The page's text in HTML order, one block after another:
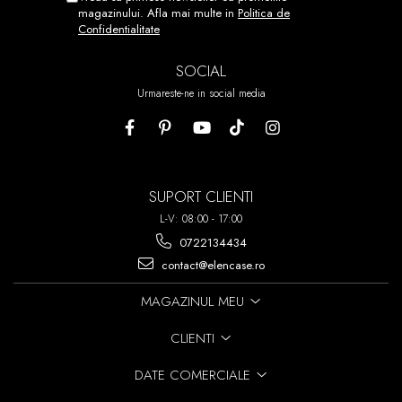
REPOZITIONATI.
ACEST PROCES POATE FI
REPETAT DE PANA LA 7 ORI!
magazinului. Afla mai multe in Politica de
Confidentialitate
SOCIAL
Urmareste-ne in social media
SUPORT CLIENTI
L-V: 08:00 - 17:00
0722134434
contact@elencase.ro
MAGAZINUL MEU
CLIENTI
DATE COMERCIALE